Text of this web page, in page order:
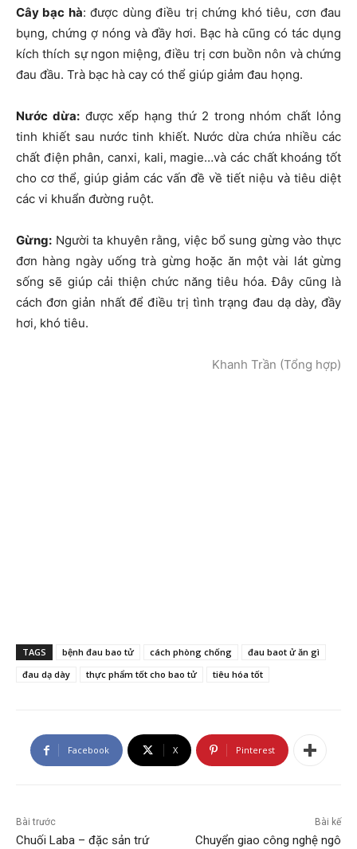
Cây bạc hà: được dùng điều trị chứng khó tiêu, cơn đau
bụng, chứng ợ nóng và đầy hơi. Bạc hà cũng có tác dụng
kích thích sự ngon miệng, điều trị cơn buồn nôn và chứng
đau đầu. Trà bạc hà cay có thể giúp giảm đau họng.
Nước dừa:được xếp hạng thứ 2 trong nhóm chất lỏng
tinh khiết sau nước tinh khiết. Nước dừa chứa nhiều các
chất điện phân, canxi, kali, magie…và các chất khoáng tốt
cho cơ thể, giúp giảm các vấn đề về tiết niệu và tiêu diệt
các vi khuẩn đường ruột.
Gừng: Người ta khuyên rằng, việc bổ sung gừng vào thực
đơn hàng ngày uống trà gừng hoặc ăn một vài lát gừng
sống sẽ giúp cải thiện chức năng tiêu hóa. Đây cũng là
cách đơn giản nhất để điều trị tình trạng đau dạ dày, đầy
hơi, khó tiêu.
Khanh Trần (Tổng hợp)
TAGS bệnh đau bao tử cách phòng chống
đau baot ử ăn gì
đau dạ dày
thực phẩm tốt cho bao tử tiêu hóa tốt
Facebook X Pinterest
Bài trước
Chuối Laba – đặc sản trứ
Bài kế
Chuyển giao công nghệ ngô